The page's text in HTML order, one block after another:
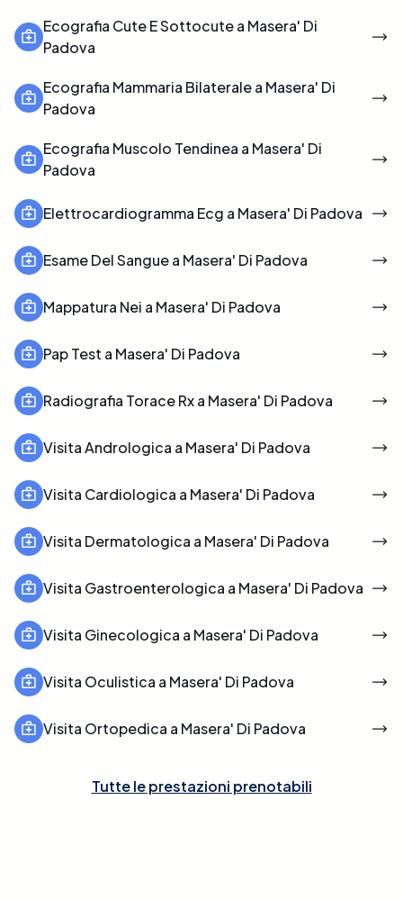
Ecografia Cute E Sottocute a Masera' Di
Padova
Ecografia Mammaria Bilaterale a Masera' Di
Padova
Ecografia Muscolo Tendinea a Masera' Di
Padova
Elettrocardiogramma Ecg a Masera' Di Padova
Esame Del Sangue a Masera' Di Padova
Mappatura Nei a Masera' Di Padova
Pap Test a Masera' Di Padova
Radiografia Torace Rx a Masera' Di Padova
Visita Andrologica a Masera' Di Padova
Visita Cardiologica a Masera' Di Padova
Visita Dermatologica a Masera' Di Padova
Visita Gastroenterologica a Masera' Di Padova
Visita Ginecologica a Masera' Di Padova
Visita Oculistica a Masera' Di Padova
Visita Ortopedica a Masera' Di Padova
Tutte le prestazioni prenotabili